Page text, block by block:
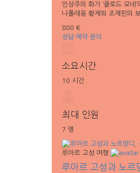
인상주의 화가 ‘클로드 모네
나폴레옹 황제와 조제핀의
800 €
상담·예약 문의
소요시간
10 시간
최대 인원
7 명
루아르 고성 여행
루아르 고성과 노르